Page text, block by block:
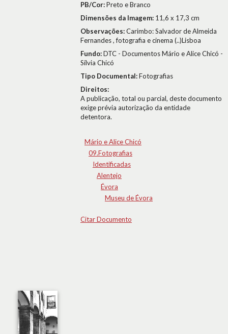
PB/Cor:Preto e Branco
Dimensões da Imagem: 11,6 x 17,3 cm
Observações:Carimbo: Salvador de Almeida
Fernandes , fotografia e cinema (..)Lisboa
Fundo:DTC - Documentos Mário e Alice Chicó -
Sílvia Chicó
Tipo Documental:Fotografias
Direitos:
A publicação, total ou parcial, deste documento
exige prévia autorização da entidade
detentora.
Mário e Alice Chicó
09.Fotografias
Identificadas
Alentejo
Évora
Museu de Évora
Citar Documento